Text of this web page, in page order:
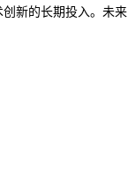
新的长期投入。未